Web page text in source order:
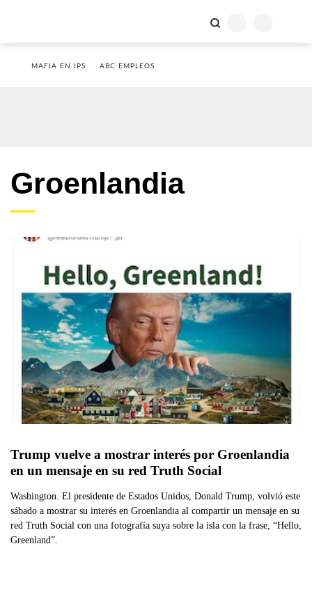
MAFIA EN IPS ABC EMPLEOS
Groenlandia
Trump vuelve a mostrar interés por Groenlandia
en un mensaje en su red Truth Social
Washington. El presidente de Estados Unidos, Donald Trump, volvió este
sábado a mostrar su interés en Groenlandia al compartir un mensaje en su
red Truth Social con una fotografía suya sobre la isla con la frase, “Hello,
Greenland”.